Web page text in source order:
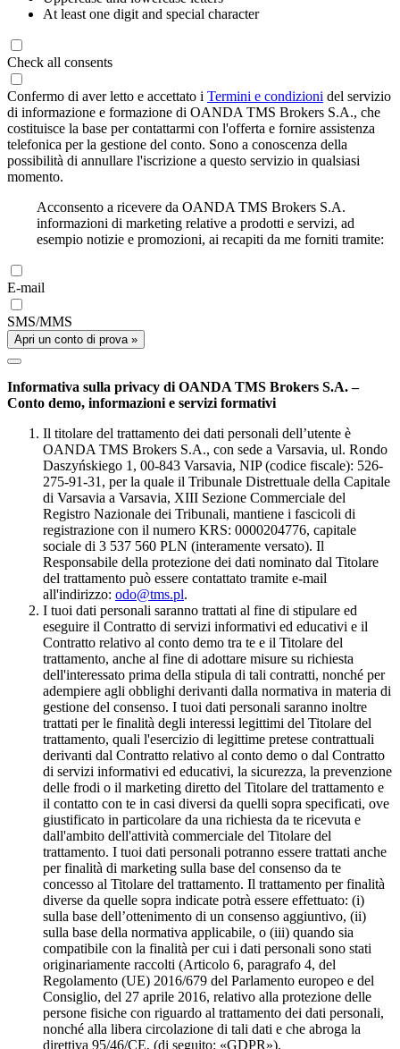
At least one digit and special character
Check all consents
Confermo di aver letto e accettato i Termini e condizioni del servizio
di informazione e formazione di OANDA TMS Brokers S.A., che
costituisce la base per contattarmi con l'offerta e fornire assistenza
telefonica per la gestione del conto. Sono a conoscenza della
possibilità di annullare l'iscrizione a questo servizio in qualsiasi
momento.
Acconsento a ricevere da OANDA TMS Brokers S.A.
informazioni di marketing relative a prodotti e servizi, ad
esempio notizie e promozioni, ai recapiti da me forniti tramite:
E-mail
SMS/MMS
Apri un conto di prova »
Informativa sulla privacy di OANDA TMS Brokers S.A. –
Conto demo, informazioni e servizi formativi
Il titolare del trattamento dei dati personali dell’utente è
OANDA TMS Brokers S.A., con sede a Varsavia, ul. Rondo
Daszyńskiego 1, 00-843 Varsavia, NIP (codice fiscale): 526-
275-91-31, per la quale il Tribunale Distrettuale della Capitale
di Varsavia a Varsavia, XIII Sezione Commerciale del
Registro Nazionale dei Tribunali, mantiene i fascicoli di
registrazione con il numero KRS: 0000204776, capitale
sociale di 3 537 560 PLN (interamente versato). Il
Responsabile della protezione dei dati nominato dal Titolare
del trattamento può essere contattato tramite e-mail
all'indirizzo: odo@tms.pl.
I tuoi dati personali saranno trattati al fine di stipulare ed
eseguire il Contratto di servizi informativi ed educativi e il
Contratto relativo al conto demo tra te e il Titolare del
trattamento, anche al fine di adottare misure su richiesta
dell'interessato prima della stipula di tali contratti, nonché per
adempiere agli obblighi derivanti dalla normativa in materia di
gestione del consenso. I tuoi dati personali saranno inoltre
trattati per le finalità degli interessi legittimi del Titolare del
trattamento, quali l'esercizio di legittime pretese contrattuali
derivanti dal Contratto relativo al conto demo o dal Contratto
di servizi informativi ed educativi, la sicurezza, la prevenzione
delle frodi o il marketing diretto del Titolare del trattamento e
il contatto con te in casi diversi da quelli sopra specificati, ove
giustificato in particolare da una richiesta da te ricevuta e
dall'ambito dell'attività commerciale del Titolare del
trattamento. I tuoi dati personali potranno essere trattati anche
per finalità di marketing sulla base del consenso da te
concesso al Titolare del trattamento. Il trattamento per finalità
diverse da quelle sopra indicate potrà essere effettuato: (i)
sulla base dell’ottenimento di un consenso aggiuntivo, (ii)
sulla base della normativa applicabile, o (iii) quando sia
compatibile con la finalità per cui i dati personali sono stati
originariamente raccolti (Articolo 6, paragrafo 4, del
Regolamento (UE) 2016/679 del Parlamento europeo e del
Consiglio, del 27 aprile 2016, relativo alla protezione delle
persone fisiche con riguardo al trattamento dei dati personali,
nonché alla libera circolazione di tali dati e che abroga la
direttiva 95/46/CE, (di seguito: «GDPR»).